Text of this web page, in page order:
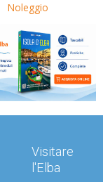
Noleggio
Visitare
l'Elba